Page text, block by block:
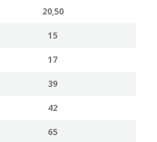
20,50
15
17
39
42
65